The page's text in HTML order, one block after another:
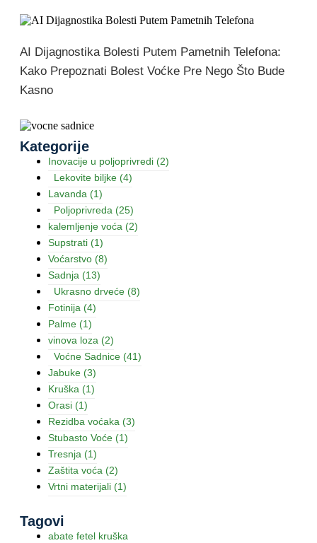
AI Dijagnostika Bolesti Putem Pametnih Telefona:
Kako Prepoznati Bolest Voćke Pre Nego Što Bude
Kasno
Kategorije
Inovacije u poljoprivredi (2)
Lekovite biljke (4)
Lavanda (1)
Poljoprivreda (25)
kalemljenje voća (2)
Supstrati (1)
Voćarstvo (8)
Sadnja (13)
Ukrasno drveće (8)
Fotinija (4)
Palme (1)
vinova loza (2)
Voćne Sadnice (41)
Jabuke (3)
Kruška (1)
Orasi (1)
Rezidba voćaka (3)
Stubasto Voće (1)
Tresnja (1)
Zaštita voća (2)
Vrtni materijali (1)
Tagovi
abate fetel kruška